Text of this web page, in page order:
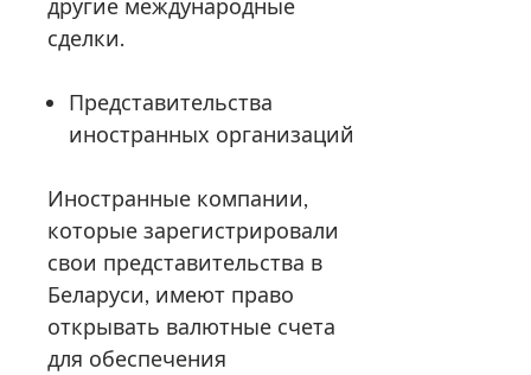
другие международные
сделки.
Представительства
иностранных организаций
Иностранные компании,
которые зарегистрировали
свои представительства в
Беларуси, имеют право
открывать валютные счета
для обеспечения